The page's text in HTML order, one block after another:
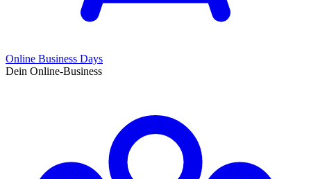
Online Business Days
Dein Online-Business